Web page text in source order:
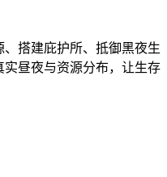
搭建庇护所、抵御黑夜生
昼夜与资源分布，让生存